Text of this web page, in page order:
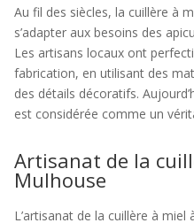
Au fil des siècles, la cuillère à
s’adapter aux besoins des
Les artisans locaux ont
fabrication, en utilisant des
des détails décoratifs.
est considérée comme un
Artisanat de la
Mulhouse
L’artisanat de la cuillère à